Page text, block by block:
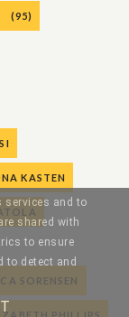
(95)
KASTEN
SORENSEN
PHILLIPS
services and to
shared with
to ensure
to detect and